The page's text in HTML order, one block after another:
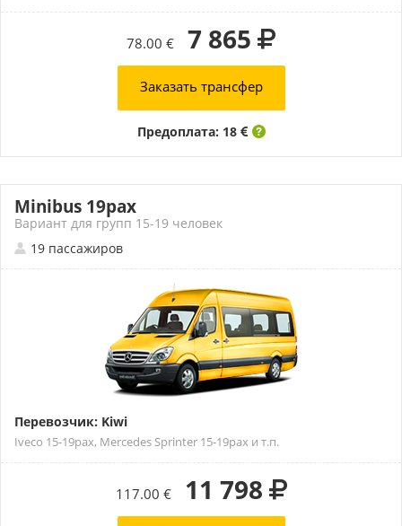
78.00 € 7 865
Заказать трансфер
Предоплата: 18
Minibus 19pax
Вариант для групп 15-19 человек
19 пассажиров
Перевозчик: Kiwi
Iveco 15-19pax, Mercedes Sprinter 15-19pax и т.п.
117.00 € 11 798